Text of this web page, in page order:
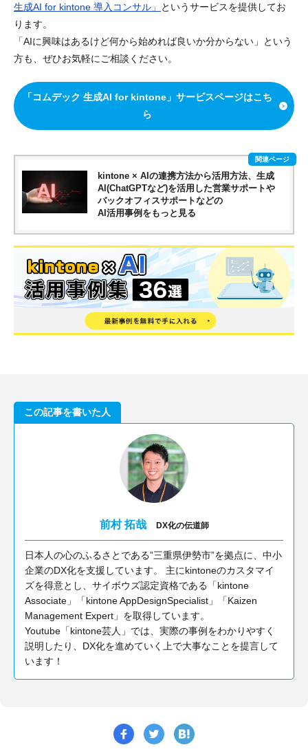
生成AI for kintone 導入コンサル」
というサービスを提供してお
ります。
「AIに興味はあるけど何から始めれば良いか分からない」という
方も、ぜひお気軽にご相談ください。
「コムデック 生成AI for kintone」サービスページはこち
ら
kintone × AIの連携方法から活用方法、生成
AI(ChatGPTなど)を活用した営業サポートや
バックオフィスサポートなどの
AI活用事例をもっと見る
この記事を書いた人
前村 拓哉 DX化の伝道師
日本人の心のふるさとである”三重県伊勢市”を拠点に、中小
企業のDX化を支援しています。 主にkintoneのカスタマイ
ズを得意とし、サイボウズ認定資格である「kintone
Associate」「kintone AppDesignSpecialist」「Kaizen
Management Expert」を取得しています。
Youtube「kintone芸人」では、実際の事例をわかりやすく
説明したり、DX化を進めていく上で大事なことを提言して
います！